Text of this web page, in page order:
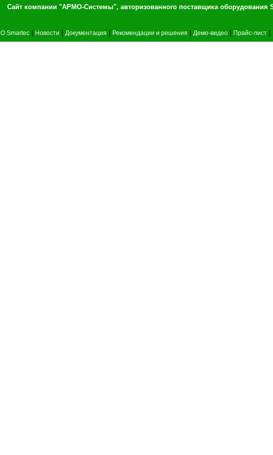
Сайт компании "АРМО-Системы", авторизованного
О Smartec Новости Документация Рекомендации и решения Демо-видео Прайс-лист